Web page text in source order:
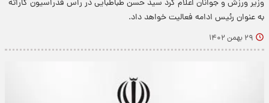
وزیر ورزش و جوانان اعلام کرد سید حسن طباطبایی در راس فدراسیون کاراته
به عنوان رئیس ادامه فعالیت خواهد داد.
۲۹ بهمن ۱۴۰۲